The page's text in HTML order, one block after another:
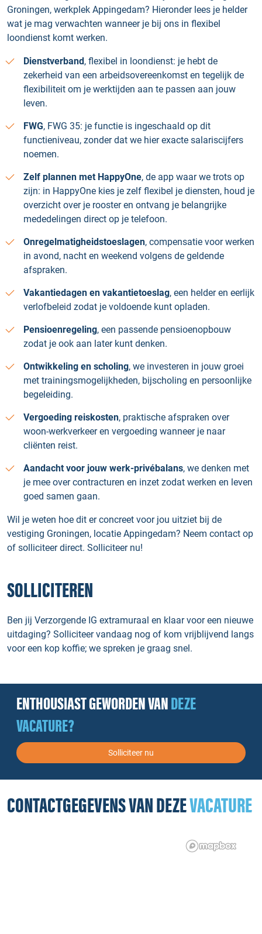
Groningen, werkplek Appingedam? Hieronder lees je helder
wat je mag verwachten wanneer je bij ons in flexibel
loondienst komt werken.
Dienstverband, flexibel in loondienst: je hebt de
zekerheid van een arbeidsovereenkomst en tegelijk de
flexibiliteit om je werktijden aan te passen aan jouw
leven.
FWG, FWG 35: je functie is ingeschaald op dit
functieniveau, zonder dat we hier exacte salariscijfers
noemen.
Zelf plannen met HappyOne, de app waar we trots op
zijn: in HappyOne kies je zelf flexibel je diensten, houd je
overzicht over je rooster en ontvang je belangrijke
mededelingen direct op je telefoon.
Onregelmatigheidstoeslagen, compensatie voor werken
in avond, nacht en weekend volgens de geldende
afspraken.
Vakantiedagen en vakantietoeslag, een helder en eerlijk
verlofbeleid zodat je voldoende kunt opladen.
Pensioenregeling, een passende pensioenopbouw
zodat je ook aan later kunt denken.
Ontwikkeling en scholing, we investeren in jouw groei
met trainingsmogelijkheden, bijscholing en persoonlijke
begeleiding.
Vergoeding reiskosten, praktische afspraken over
woon-werkverkeer en vergoeding wanneer je naar
cliënten reist.
Aandacht voor jouw werk-privébalans, we denken met
je mee over contracturen en inzet zodat werken en leven
goed samen gaan.
Wil je weten hoe dit er concreet voor jou uitziet bij de
vestiging Groningen, locatie Appingedam? Neem contact op
of solliciteer direct. Solliciteer nu!
SOLLICITEREN
Ben jij Verzorgende IG extramuraal en klaar voor een nieuwe
uitdaging? Solliciteer vandaag nog of kom vrijblijvend langs
voor een kop koffie; we spreken je graag snel.
ENTHOUSIAST GEWORDEN VANDEZE
VACATURE?
Solliciteer nu
CONTACTGEGEVENS VAN DEZEVACATURE